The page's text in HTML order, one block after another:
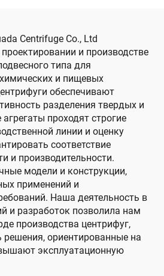
Centrifuge Co., Ltd
и производстве
типа для
и пищевых
обеспечивают
разделения твердых и
проходят строгие
линии и оценку
соответствие
и производительности.
модели и конструкции,
применений и
Наша деятельность в
и разработок позволила нам
производства центрифуг,
решения, ориентированные на
эксплуатационную